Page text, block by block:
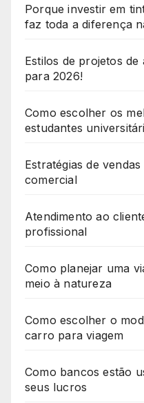
Porque investir em
faz toda a diferença
Estilos de projetos
para 2026!
Como escolher os
estudantes
Estratégias de
comercial
Atendimento ao
profissional
Como planejar uma
meio à natureza
Como escolher o
carro para viagem
Como bancos estão
seus lucros